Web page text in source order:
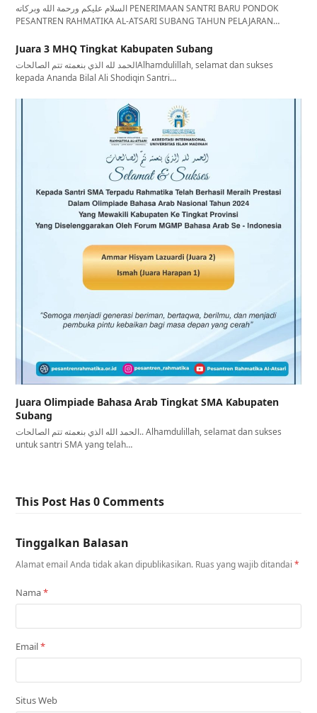
السلام عليكم ورحمة الله وبركاته PENERIMAAN SANTRI BARU PONDOK
PESANTREN RAHMATIKA AL-ATSARI SUBANG TAHUN PELAJARAN…
Juara 3 MHQ Tingkat Kabupaten Subang
الحمد لله الذي بنعمته تتم الصالحاتAlhamdulillah, selamat dan sukses
kepada Ananda Bilal Ali Shodiqin Santri…
Juara Olimpiade Bahasa Arab Tingkat SMA Kabupaten
Subang
الحمد الله الذي بنعمته تتم الصالحات.. Alhamdulillah, selamat dan sukses
untuk santri SMA yang telah…
This Post Has 0 Comments
Tinggalkan Balasan
Alamat email Anda tidak akan dipublikasikan. Ruas yang wajib ditandai*
Nama*
Email*
Situs Web